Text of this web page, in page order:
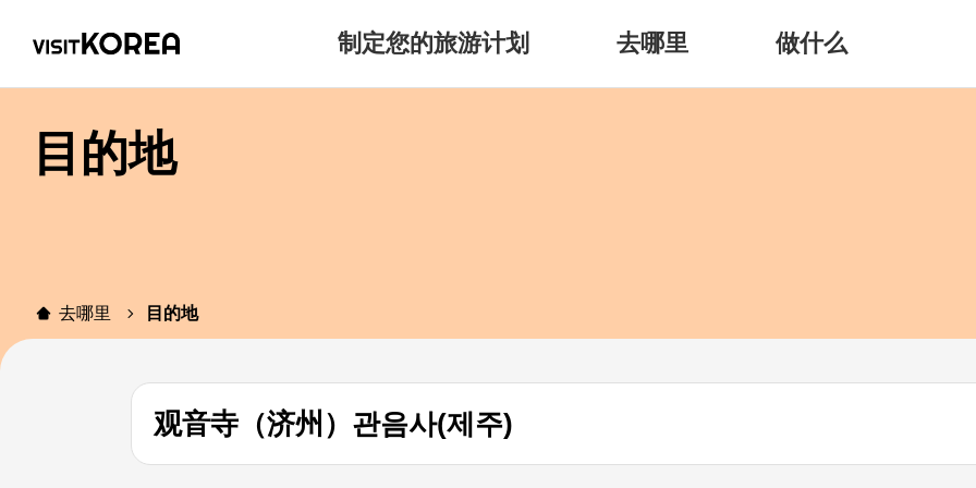
制定您的旅游计划 去哪里 做什么
目的地
去哪里 目的地
观音寺（济州）관음사(제주)